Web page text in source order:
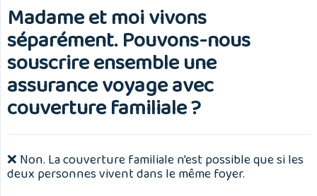
Madame et moi vivons
séparément. Pouvons-nous
souscrire ensemble une
assurance voyage avec
couverture familiale ?
❌ Non. La couverture familiale n'est possible que si les
deux personnes vivent dans le même foyer.